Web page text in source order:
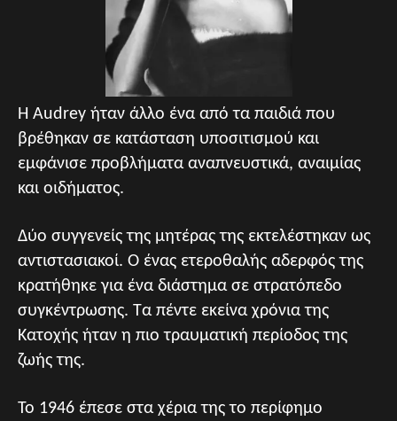
Η Audrey ήταν άλλο ένα από τα παιδιά που
βρέθηκαν σε κατάσταση υποσιτισμού και
εμφάνισε προβλήματα αναπνευστικά, αναιμίας
και οιδήματος.
Δύο συγγενείς της μητέρας της εκτελέστηκαν ως
αντιστασιακοί. Ο ένας ετεροθαλής αδερφός της
κρατήθηκε για ένα διάστημα σε στρατόπεδο
συγκέντρωσης. Τα πέντε εκείνα χρόνια της
Κατοχής ήταν η πιο τραυματική περίοδος της
ζωής της.
Το 1946 έπεσε στα χέρια της το περίφημο